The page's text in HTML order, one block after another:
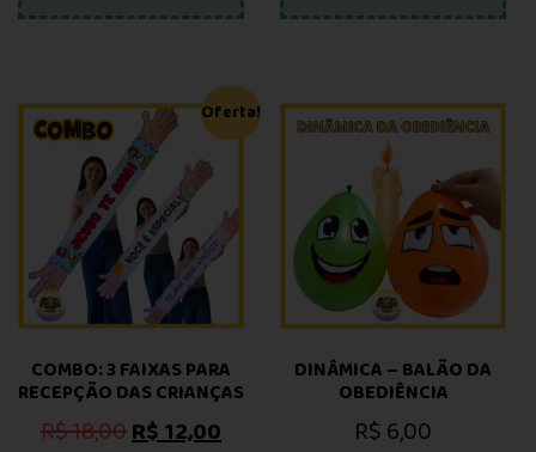
Oferta!
COMBO: 3 FAIXAS PARA
RECEPÇÃO DAS CRIANÇAS
R$18,00R$12,00
DINÂMICA – BALÃO DA
OBEDIÊNCIA
R$6,00